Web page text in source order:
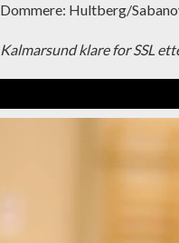
Dommere: Hultberg/
Kalmarsund klare for SSL